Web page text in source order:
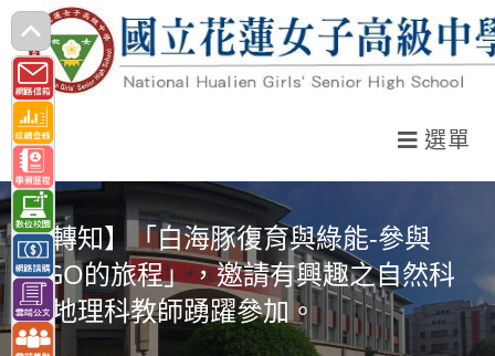
跳
轉
至
主
要
內
容
選單
【轉知】「白海豚復育與綠能-參與
NGO的旅程」，邀請有興趣之自然科
與地理科教師踴躍參加。